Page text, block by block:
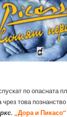
по опасната
това
. „Дора и Пикасо“